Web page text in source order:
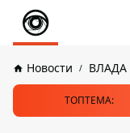
Новости ВЛАДА
ТОПТЕМА: